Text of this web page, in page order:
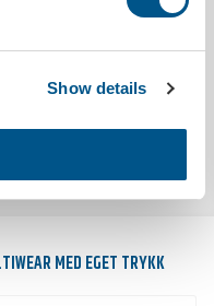
Show details
MED EGET TRYKK